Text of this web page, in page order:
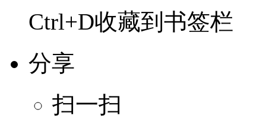
Ctrl+D收藏到书签栏
分享
扫一扫